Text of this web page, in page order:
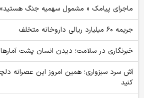
ماجرای پیامک « مشمول سهمیه جنگ
جریمه ۶۰ میلیارد ریالی داروخانه متخلف
خبرنگاری در سلامت؛ دیدن انسان پشت آمارها
آش سرد سبزواری؛ همین امروز این عصرانه
کنید